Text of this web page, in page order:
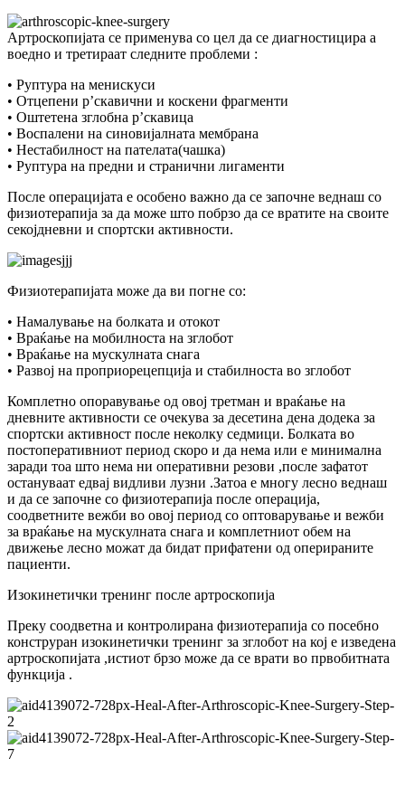
Артроскопијата се применува со цел да се диагностицира а
воедно и третираат следните проблеми :
• Руптура на менискуси
• Отцепени р’скавични и коскени фрагменти
• Оштетена зглобна р’скавица
• Воспалени на синовијалната мембрана
• Нестабилност на пателата(чашка)
• Руптура на предни и странични лигаменти
После операцијата е особено важно да се започне веднаш со
физиотерапија за да може што побрзо да се вратите на своите
секојдневни и спортски активности.
Физиотерапијата може да ви погне со:
• Намалување на болката и отокот
• Враќање на мобилноста на зглобот
• Враќање на мускулната снага
• Развој на проприорецепција и стабилноста во зглобот
Комплетно опоравување од овој третман и враќање на
дневните активности се очекува за десетина дена додека за
спортски активност после неколку седмици. Болката во
постоперативниот период скоро и да нема или е минимална
заради тоа што нема ни оперативни резови ,после зафатот
остануваат едвај видливи лузни .Затоа е многу лесно веднаш
и да се започне со физиотерапија после операција,
соодветните вежби во овој период со оптоварување и вежби
за враќање на мускулната снага и комплетниот обем на
движење лесно можат да бидат прифатени од оперираните
пациенти.
Изокинетички тренинг после артроскопија
Преку соодветна и контролирана физиотерапија со посебно
конструран изокинетички тренинг за зглобот на кој е изведена
артроскопијата ,истиот брзо може да се врати во првобитната
функција .